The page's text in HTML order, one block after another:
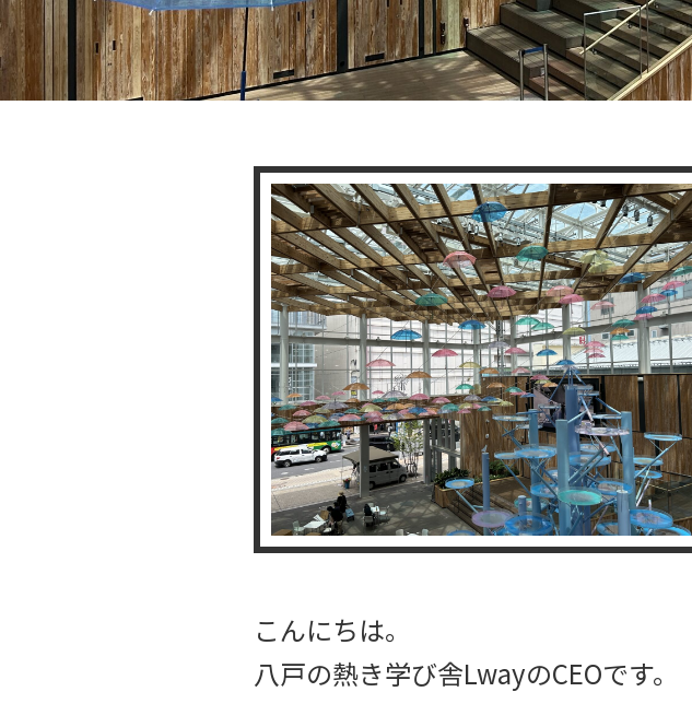
こんにちは。
八戸の熱き学び舎LwayのCEOです。